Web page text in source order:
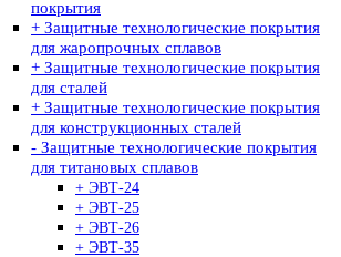
покрытия
+ Защитные технологические покрытия
для жаропрочных сплавов
+ Защитные технологические покрытия
для сталей
+ Защитные технологические покрытия
для конструкционных сталей
- Защитные технологические покрытия
для титановых сплавов
+ ЭВТ-24
+ ЭВТ-25
+ ЭВТ-26
+ ЭВТ-35